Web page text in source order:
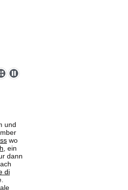
und
wo
, ein
dann
di